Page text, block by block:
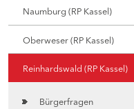
Naumburg (RP Kassel)
Oberweser (RP Kassel)
Reinhardswald (RP Kassel)
Bürgerfragen